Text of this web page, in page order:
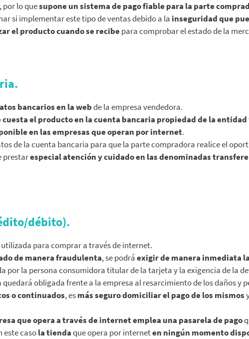
por lo quesupone un sistema de pago fiable para la parte
si implementar este tipo de ventas debido a la inseguridad que
el producto cuando se recibepara comprobar el estado de la
bancarios en la webde la empresa vendedora.
el producto en la cuenta bancaria propiedad de la
en las empresas que operan por internet.
de la cuenta bancaria para que la parte compradora realice el
prestarespecial atención y cuidado en las denominadas
débito).
para comprar a través de internet.
de manera fraudulenta, se podráexigir de manera inmediata
por la persona consumidora titular de la tarjeta y la exigencia de la
obligada frente a la empresa al resarcimiento de los daños y
o continuados, esmás seguro domiciliar el pago de los mismos
que opera a través de internet emplea una pasarela de pago
este casola tiendaque opera por interneten ningún momento